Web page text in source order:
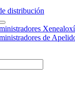
distribución
de